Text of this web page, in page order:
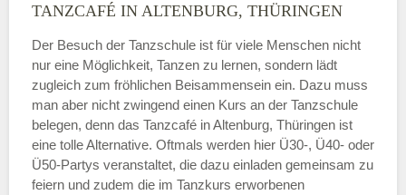
TANZCAFÉ IN ALTENBURG, THÜRINGEN
Der Besuch der Tanzschule ist für viele Menschen nicht
nur eine Möglichkeit, Tanzen zu lernen, sondern lädt
zugleich zum fröhlichen Beisammensein ein. Dazu muss
man aber nicht zwingend einen Kurs an der Tanzschule
belegen, denn das Tanzcafé in Altenburg, Thüringen ist
eine tolle Alternative. Oftmals werden hier Ü30-, Ü40- oder
Ü50-Partys veranstaltet, die dazu einladen gemeinsam zu
feiern und zudem die im Tanzkurs erworbenen